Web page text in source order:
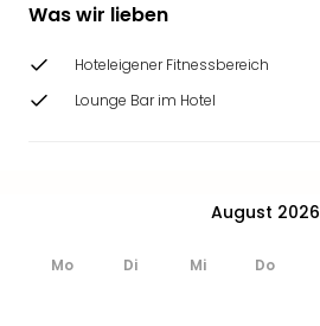
Was wir lieben
Hoteleigener Fitnessbereich
Lounge Bar im Hotel
August 2026
Mo Di Mi Do